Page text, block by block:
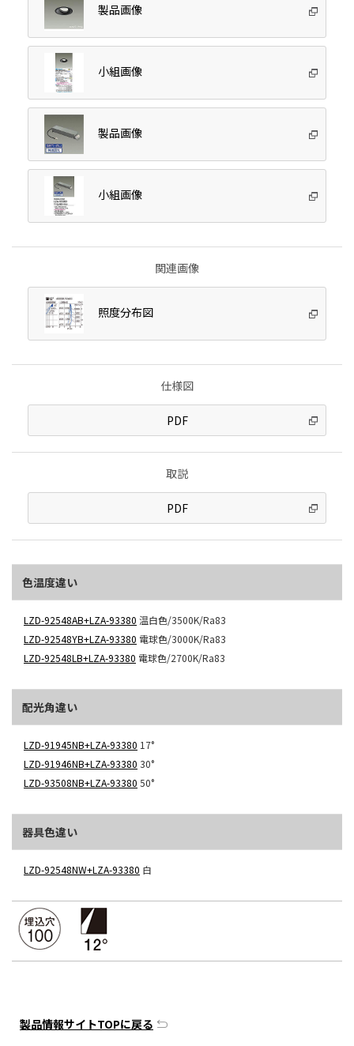
製品画像
小組画像
製品画像
小組画像
関連画像
照度分布図
仕様図
PDF
取説
PDF
色温度違い
LZD-92548AB+LZA-93380 温白色/3500K/Ra83
LZD-92548YB+LZA-93380 電球色/3000K/Ra83
LZD-92548LB+LZA-93380 電球色/2700K/Ra83
配光角違い
LZD-91945NB+LZA-93380 17°
LZD-91946NB+LZA-93380 30°
LZD-93508NB+LZA-93380 50°
器具色違い
LZD-92548NW+LZA-93380 白
製品情報サイトTOPに戻る